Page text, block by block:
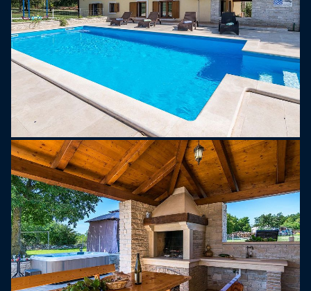
możliwość zakupu produktów ekologicznych i
lokalnych produktów wysokiej jakości, szlaki
trekkingowe, park przygód, przejażdżki łodzią lub
quadem oraz szkołę jazdy konnej.
Odkryj uroki Istrii i przeżyj niezapomniane wakacje
w Villa Emanuel.
Barban, małe średniowieczne miasteczko w
południowej części środkowej Istrii. Do atrakcji
Barbana zaliczają się mury obronne i bramy
miejskie z końca średniowiecza, cztery stare
kościoły z bezcennymi freskami i inskrypcjami
głagolicy. Barban zasłynął dzięki wyścigom
rycerskim „Trka na prstenac”, które odbywają się
co roku w sierpniu i przyciągają wielu gości i VIP-